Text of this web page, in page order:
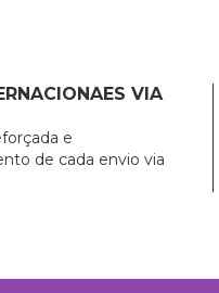
VIA
e
de cada envio via